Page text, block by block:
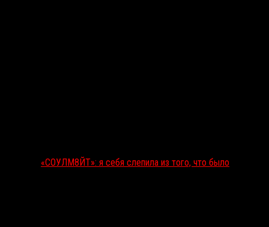
«СОУЛМ8ЙТ»: я себя слепила из того, что было